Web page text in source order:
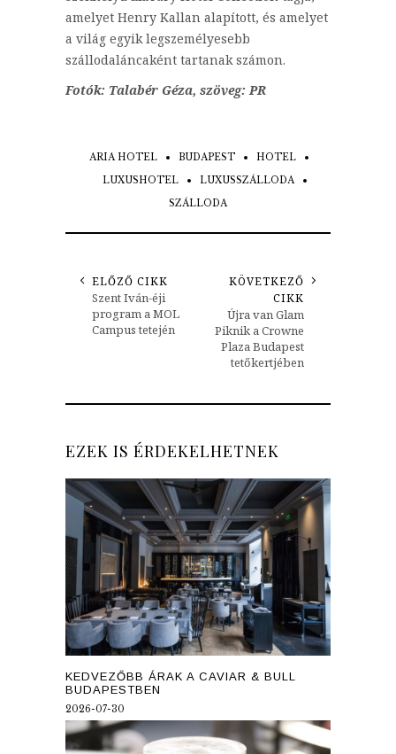
amelyet Henry Kallan alapított, és amelyet
a világ egyik legszemélyesebb
szállodaláncaként tartanak számon.
Fotók: Talabér Géza, szöveg: PR
ARIA HOTEL BUDAPEST
HOTEL
LUXUSHOTEL
LUXUSSZÁLLODA
SZÁLLODA
ELŐZŐ CIKK
Szent Iván-éji
program a MOL
Campus tetején
KÖVETKEZŐ
CIKK
Újra van Glam
Piknik a Crowne
Plaza Budapest
tetőkertjében
EZEK IS ÉRDEKELHETNEK
KEDVEZŐBB ÁRAK A CAVIAR & BULL
BUDAPESTBEN
2026-07-30